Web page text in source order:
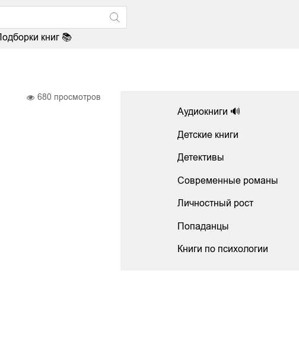
книг 📚
680 просмотров
Аудиокниги 🔊
Детские книги
Детективы
Современные романы
Личностный рост
Попаданцы
Книги по психологии